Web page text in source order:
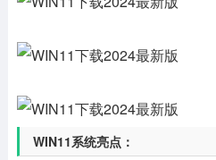
WIN11系统亮点：